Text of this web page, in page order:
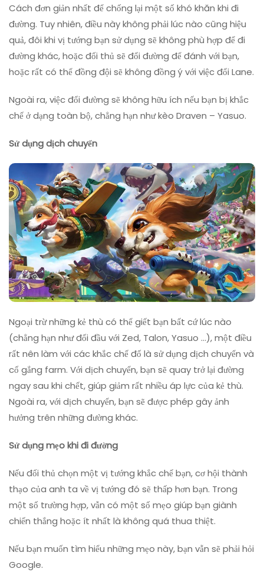
Cách đơn giản nhất để chống lại một số khó khăn khi đi
đường. Tuy nhiên, điều này không phải lúc nào cũng hiệu
quả, đôi khi vị tướng bạn sử dụng sẽ không phù hợp để đi
đường khác, hoặc đối thủ sẽ đổi đường để đánh với bạn,
hoặc rất có thể đồng đội sẽ không đồng ý với việc đổi Lane.
Ngoài ra, việc đổi đường sẽ không hữu ích nếu bạn bị khắc
chế ở dạng toàn bộ, chẳng hạn như kèo Draven – Yasuo.
Sử dụng dịch chuyển
Ngoại trừ những kẻ thù có thể giết bạn bất cứ lúc nào
(chẳng hạn như đối đầu với Zed, Talon, Yasuo …), một điều
rất nên làm với các khắc chế đố là sử dụng dịch chuyển và
cố gắng farm. Với dịch chuyển, bạn sẽ quay trở lại đường
ngay sau khi chết, giúp giảm rất nhiều áp lực của kẻ thù.
Ngoài ra, với dịch chuyển, bạn sẽ được phép gây ảnh
hưởng trên những đường khác.
Sử dụng mẹo khi đi đường
Nếu đối thủ chọn một vị tướng khắc chế bạn, cơ hội thành
thạo của anh ta về vị tướng đó sẽ thấp hơn bạn. Trong
một số trường hợp, vẫn có một số mẹo giúp bạn giành
chiến thắng hoặc ít nhất là không quá thua thiệt.
Nếu bạn muốn tìm hiểu những mẹo này, bạn vẫn sẽ phải hỏi
Google.